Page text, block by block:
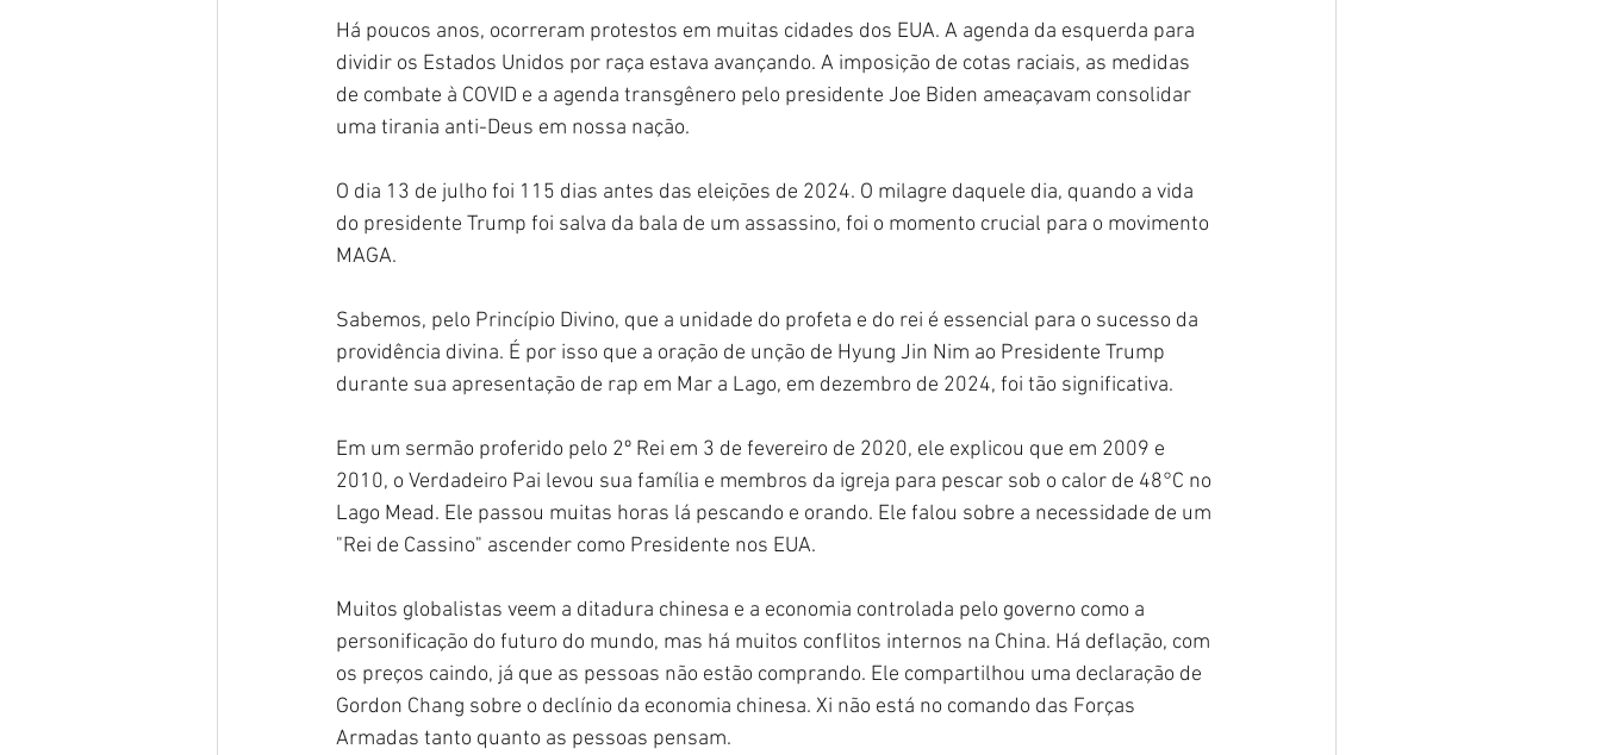
Há poucos anos, ocorreram protestos em muitas cidades dos EUA. A agenda da esquerda para
dividir os Estados Unidos por raça estava avançando. A imposição de cotas raciais, as medidas
de combate à COVID e a agenda transgênero pelo presidente Joe Biden ameaçavam consolidar
uma tirania anti-Deus em nossa nação.
O dia 13 de julho foi 115 dias antes das eleições de 2024. O milagre daquele dia, quando a vida
do presidente Trump foi salva da bala de um assassino, foi o momento crucial para o movimento
MAGA.
Sabemos, pelo Princípio Divino, que a unidade do profeta e do rei é essencial para o sucesso da
providência divina. É por isso que a oração de unção de Hyung Jin Nim ao Presidente Trump
durante sua apresentação de rap em Mar a Lago, em dezembro de 2024, foi tão significativa.
Em um sermão proferido pelo 2º Rei em 3 de fevereiro de 2020, ele explicou que em 2009 e
2010, o Verdadeiro Pai levou sua família e membros da igreja para pescar sob o calor de 48°C no
Lago Mead. Ele passou muitas horas lá pescando e orando. Ele falou sobre a necessidade de um
"Rei de Cassino" ascender como Presidente nos EUA.
Muitos globalistas veem a ditadura chinesa e a economia controlada pelo governo como a
personificação do futuro do mundo, mas há muitos conflitos internos na China. Há deflação, com
os preços caindo, já que as pessoas não estão comprando. Ele compartilhou uma declaração de
Gordon Chang sobre o declínio da economia chinesa. Xi não está no comando das Forças
Armadas tanto quanto as pessoas pensam.